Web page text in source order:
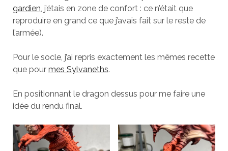
gardien, j’étais en zone de confort : ce n’était que
reproduire en grand ce que j’avais fait sur le reste de
l’armée).
Pour le socle, j’ai repris exactement les mêmes recette
que pour mes Sylvaneths.
En positionnant le dragon dessus pour me faire une
idée du rendu final.